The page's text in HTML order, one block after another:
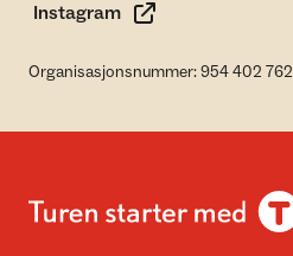
Instagram
Organisasjonsnummer: 954 402 762